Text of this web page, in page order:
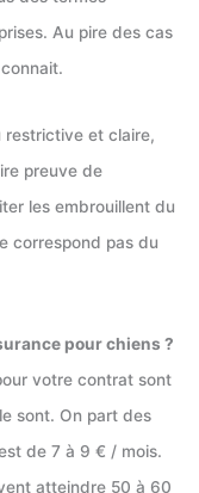
Au pire des cas
restrictive et claire,
preuve de
les embrouillent du
correspond pas du
pour chiens ?
votre contrat sont
sont. On part des
de 7 à 9 € / mois.
atteindre 50 à 60